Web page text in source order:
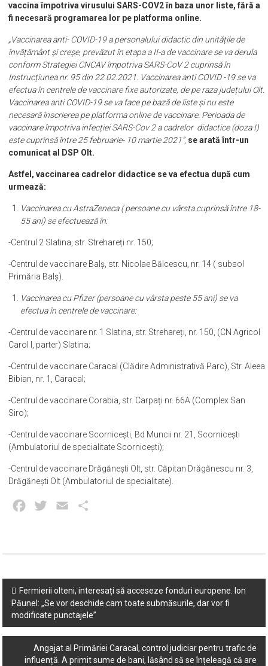
vaccina împotriva virusului SARS-COV2 în baza unor liste, fără a
fi necesară programarea lor pe platforma online.
„Vaccinarea anti- COVID-19 a personalului didactic din unitățile de
învățământ și creșe, prevăzut în etapa a II-a de vaccinare se va derula
conform Strategiei CNCAV împotriva SARS-CoV 2 cuprinsă în
Instrucțiunea nr. 95 din 22.02.2021. Vaccinarea anti COVID -19 se va
efectua în centrele de vaccinare fixe autorizate, de pe raza județului Olt.
Vaccinarea anti COVID-19 se va face pe bază de liste și nu este
necesară înscrierea pe platforma online de vaccinare. Perioada de
vaccinare împotriva infecției SARS-Cov 2 a cadrelor didactice (doza I)
este cuprinsă între 25 februarie- 10 martie 2021”, se arată într-un
comunicat al DSP Olt.
Astfel, vaccinarea cadrelor didactice se va efectua după cum
urmează:
Vaccinarea cu AstraZeneca ( persoane cu vârsta cuprinsă între 18-
55 ani) se efectuează în:
-Centrul 2 Slatina, str. Strehareți nr. 150;
-Centrul de vaccinare Balș, str. Nicolae Bălcescu, nr. 14 ( subsol
Primăria Balș).
Vaccinarea cu Pfizer (persoane cu vârsta peste 55 ani) se va
efectua în centrele de vaccinare:
-Centrul de vaccinare nr. 1 Slatina, str. Strehareți, nr. 150, (CN Agricol
Carol I, parter) Slatina;
-Centrul de vaccinare Caracal (Clădire Administrativă Parc), Str. Aleea
Bibian, nr. 1, Caracal;
-Centrul de vaccinare Corabia, str. Carpați nr. 66A (Complex San
Siro);
-Centrul de vaccinare Scornicești, Bd Muncii nr. 21, Scornicești
(Ambulatoriul de specialitate Scornicești);
-Centrul de vaccinare Drăgănești Olt, str. Căpitan Drăgănescu nr. 3,
Drăgănești Olt (Ambulatoriul de specialitate).
Facebook
Twitter Email
Post
navigation
Fermierii olteni, interesați să acceseze fonduri europene. Ion
Păunel: „Se vor deschide cam toate submăsurile, dar vor fi
modificate punctajele”
Angajat al Primăriei Caracal, control judiciar pentru trafic de
influență. A primit sume de bani, lăsând să se înțeleagă că are